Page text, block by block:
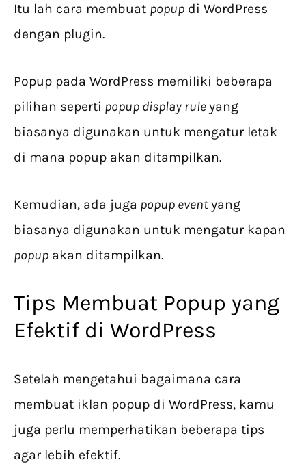
Itu lah cara membuat popup di WordPress
dengan plugin.
Popup pada WordPress memiliki beberapa
pilihan seperti popup display ruleyang
biasanya digunakan untuk mengatur letak
di mana popup akan ditampilkan.
Kemudian, ada juga popup eventyang
biasanya digunakan untuk mengatur kapan
popup akan ditampilkan.
Tips Membuat Popup yang
Efektif di WordPress
Setelah mengetahui bagaimana cara
membuat iklan popup di WordPress, kamu
juga perlu memperhatikan beberapa tips
agar lebih efektif.